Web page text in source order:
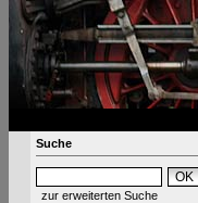
Suche
zur erweiterten Suche